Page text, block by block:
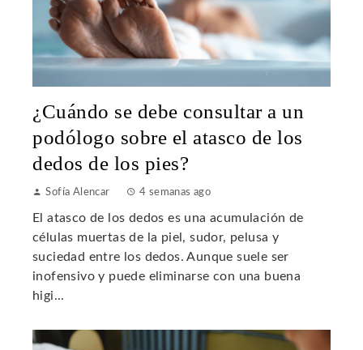
¿Cuándo se debe consultar a un
podólogo sobre el atasco de los
dedos de los pies?
Sofía Alencar 4 semanas ago
El atasco de los dedos es una acumulación de
células muertas de la piel, sudor, pelusa y
suciedad entre los dedos. Aunque suele ser
inofensivo y puede eliminarse con una buena
higi...